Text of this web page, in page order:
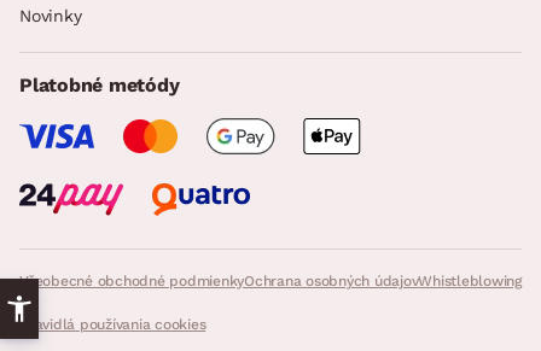
Všeobecné obchodné podmienkyOchrana osobných údajovWhistleblowing
Pravidlá používania cookies
Novinky
Platobné metódy